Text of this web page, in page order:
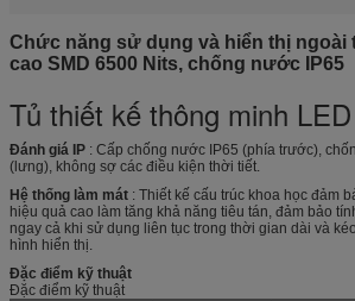
Chức năng sử dụng và hiển thị ngoài
cao SMD 6500 Nits, chống nước IP65
Tủ thiết kế thông minh LED
Đánh giá IP : Cấp chống nước IP65 (phía trước),
(lưng), không sợ các điều kiện thời tiết.
Hệ thống làm mát : Thiết kế cấu trúc khoa học đảm
hiệu quả cao làm tăng khả năng tiêu tán, đảm bảo
ngay cả khi sử dụng liên tục trong thời gian dài và
hình hiển thị.
Đặc điểm kỹ thuật
Đặc điểm kỹ thuật